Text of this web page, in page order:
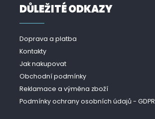
DŮLEŽITÉ ODKAZY
Doprava a platba
Kontakty
Jak nakupovat
Obchodní podmínky
Reklamace a výměna zboží
Podmínky ochrany osobních údajů - GDPR